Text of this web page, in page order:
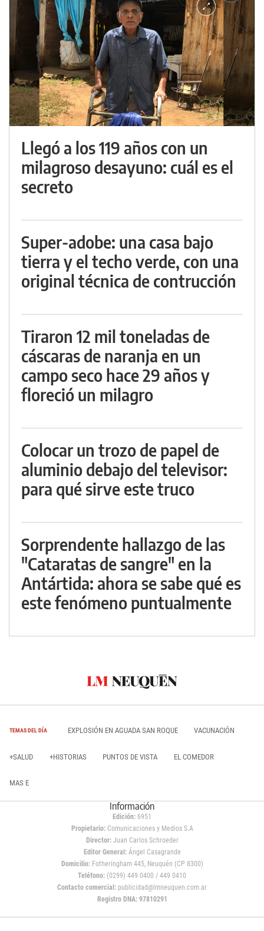
Llegó a los 119 años con un
milagroso desayuno: cuál es el
secreto
Super-adobe: una casa bajo
tierra y el techo verde, con una
original técnica de contrucción
Tiraron 12 mil toneladas de
cáscaras de naranja en un
campo seco hace 29 años y
floreció un milagro
Colocar un trozo de papel de
aluminio debajo del televisor:
para qué sirve este truco
Sorprendente hallazgo de las
"Cataratas de sangre" en la
Antártida: ahora se sabe qué es
este fenómeno puntualmente
TEMAS DEL DÍA EXPLOSIÓN EN AGUADA SAN ROQUE VACUNACIÓN
+SALUD +HISTORIAS PUNTOS DE VISTA EL COMEDOR
MAS E
Información
Edición: 6951
Propietario:Comunicaciones y Medios S.A
Director: Juan Carlos Schroeder
Editor General:Ángel Casagrande
Domicilio:Fotheringham 445, Neuquén (CP 8300)
Teléfono: (0299) 449 0400 / 449 0410
Contacto comercial: publicidad@lmneuquen.com.ar
Registro DNA: 97810291